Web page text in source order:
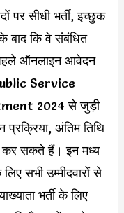
पर सीधी भर्ती, इच्छुक
बाद कि वे संबंधित
पहले ऑनलाइन आवेदन
Service
2024 से जुड़ी
प्रक्रिया, अंतिम तिथि
कर सकते हैं। इन मध्य
सभी उम्मीदवारों से
भर्ती के लिए